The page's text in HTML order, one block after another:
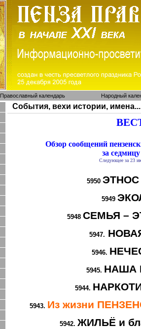
Православный календарь Народный
События, вехи истории, имена...
Обзор сообщений
за седмицу
Следующее за 23
5950
5949
5948 СЕМЬЯ –
5947.
5946.
5945. НАША
5944.
5943. Из жизни
5942. ЖИЛЬЁ и